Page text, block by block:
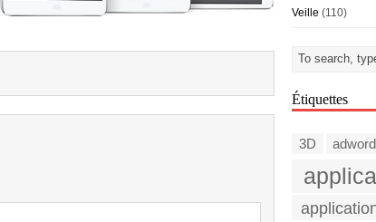
Veille (110)
Étiquettes
3D